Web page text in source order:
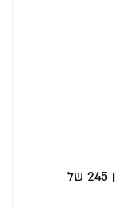
להרגיש שוב את החמימות החסידית: גיליון 245 של